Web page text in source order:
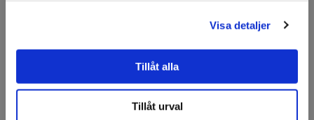
Visa detaljer
Tillåt alla
Tillåt urval
Tillbehör